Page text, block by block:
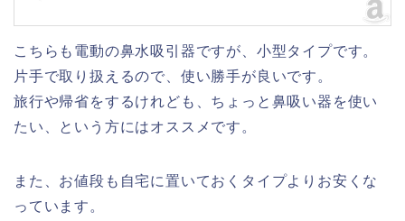
こちらも電動の鼻水吸引器ですが、小型タイプです。
片手で取り扱えるので、使い勝手が良いです。
旅行や帰省をするけれども、ちょっと鼻吸い器を使い
たい、という方にはオススメです。
また、お値段も自宅に置いておくタイプよりお安くな
っています。